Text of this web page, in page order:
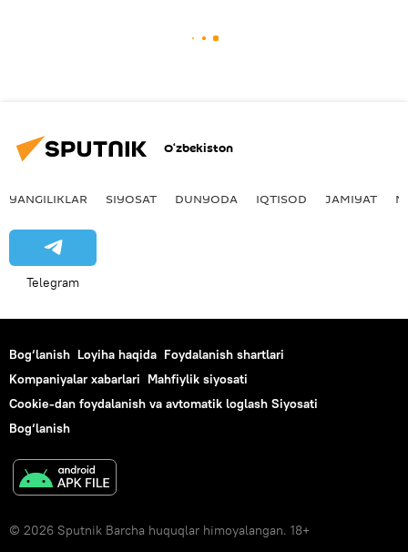
O‘zbekiston
YANGILIKLAR SIYOSAT DUNYODA IQTISOD JAMIYAT
Telegram
Bog‘lanish Loyiha haqida Foydalanish shartlari
Kompaniyalar xabarlari Mahfiylik siyosati
Cookie-dan foydalanish va avtomatik loglash Siyosati
Bog‘lanish
© 2026 Sputnik Barcha huquqlar himoyalangan. 18+